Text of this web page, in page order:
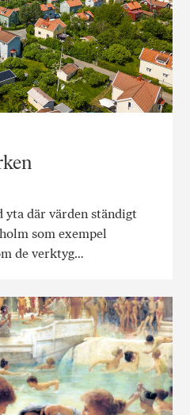
yta där värden ständigt
som exempel
de verktyg…